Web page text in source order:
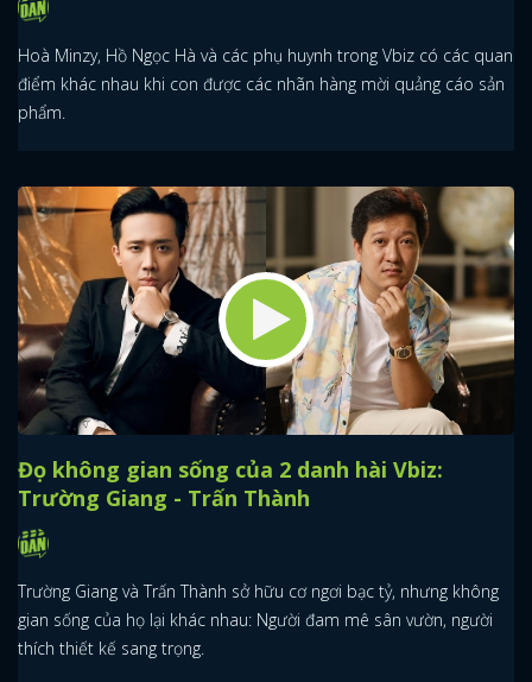
Hoà Minzy, Hồ Ngọc Hà và các phụ huynh trong Vbiz có các quan
điểm khác nhau khi con được các nhãn hàng mời quảng cáo sản
phẩm.
Đọ không gian sống của 2 danh hài Vbiz:
Trường Giang - Trấn Thành
Trường Giang và Trấn Thành sở hữu cơ ngơi bạc tỷ, nhưng không
gian sống của họ lại khác nhau: Người đam mê sân vườn, người
thích thiết kế sang trọng.